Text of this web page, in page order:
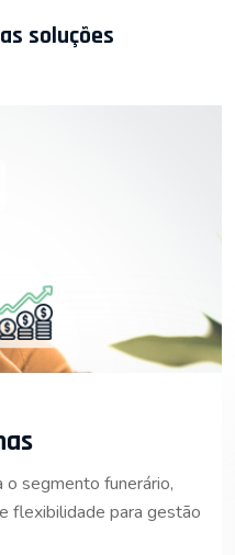
soluções
o segmento funerário,
flexibilidade para gestão